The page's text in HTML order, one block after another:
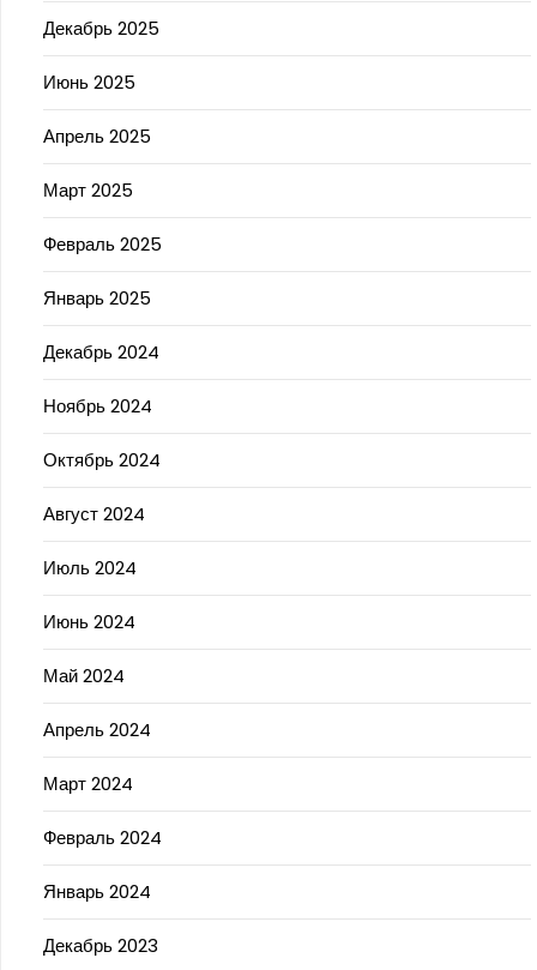
Декабрь 2025
Июнь 2025
Апрель 2025
Март 2025
Февраль 2025
Январь 2025
Декабрь 2024
Ноябрь 2024
Октябрь 2024
Август 2024
Июль 2024
Июнь 2024
Май 2024
Апрель 2024
Март 2024
Февраль 2024
Январь 2024
Декабрь 2023